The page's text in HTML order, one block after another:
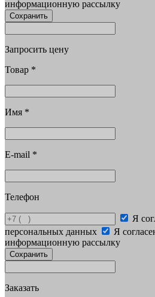
информационную рассылку
Сохранить
Запросить цену
Товар *
Имя *
E-mail *
Телефон
Я
персональных данных
Я
информационную рассылку
Сохранить
Заказать